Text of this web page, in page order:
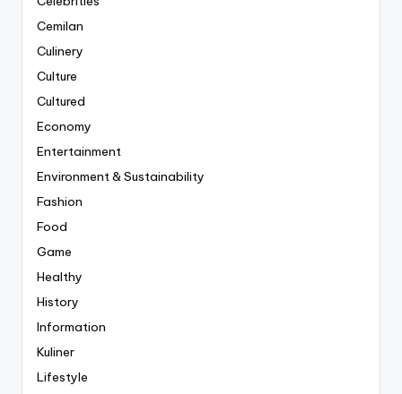
Cemilan
Culinery
Culture
Cultured
Economy
Entertainment
Environment & Sustainability
Fashion
Food
Game
Healthy
History
Information
Kuliner
Lifestyle